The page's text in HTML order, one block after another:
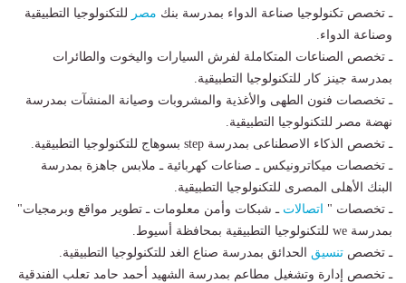
ـ تخصص تكنولوجيا صناعة الدواء بمدرسة بنك مصر للتكنولوجيا التطبيقية
وصناعة الدواء.
ـ تخصص الصناعات المتكاملة لفرش السيارات واليخوت والطائرات
بمدرسة جينز كار للتكنولوجيا التطبيقية.
ـ تخصصات فنون الطهى والأغذية والمشروبات وصيانة المنشآت بمدرسة
نهضة مصر للتكنولوجيا التطبيقية.
ـ تخصص الذكاء الاصطناعى بمدرسة step بسوهاج للتكنولوجيا التطبيقية.
ـ تخصصات ميكاترونيكس ـ صناعات كهربائية ـ ملابس جاهزة بمدرسة
البنك الأهلى المصرى للتكنولوجيا التطبيقية.
ـ تخصصات " اتصالات ـ شبكات وأمن معلومات ـ تطوير مواقع وبرمجيات"
بمدرسة we للتكنولوجيا التطبيقية بمحافظة أسيوط.
ـ تخصص تنسيق الحدائق بمدرسة صناع الغد للتكنولوجيا التطبيقية.
ـ تخصص إدارة وتشغيل مطاعم بمدرسة الشهيد أحمد حامد تعلب الفندقية